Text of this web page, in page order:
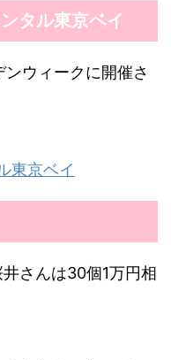
タル東京ベイ
ウィークに開催さ
東京ベイ
さんは30個1万円相